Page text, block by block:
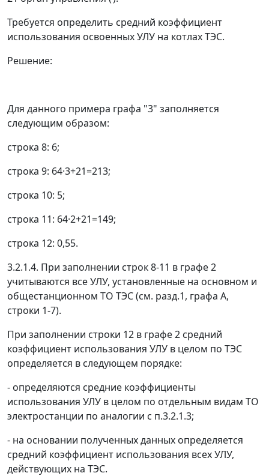
Требуется определить средний коэффициент
использования освоенных УЛУ на котлах ТЭС.
Решение:
Для данного примера графа "3" заполняется
следующим образом:
строка 8: 6;
строка 9: 64·3+21=213;
строка 10: 5;
строка 11: 64·2+21=149;
строка 12: 0,55.
3.2.1.4. При заполнении строк 8-11 в графе 2
учитываются все УЛУ, установленные на основном и
общестанционном ТО ТЭС (см. разд.1, графа А,
строки 1-7).
При заполнении строки 12 в графе 2 средний
коэффициент использования УЛУ в целом по ТЭС
определяется в следующем порядке:
- определяются средние коэффициенты
использования УЛУ в целом по отдельным видам ТО
электростанции по аналогии с п.3.2.1.3;
- на основании полученных данных определяется
средний коэффициент использования всех УЛУ,
действующих на ТЭС.